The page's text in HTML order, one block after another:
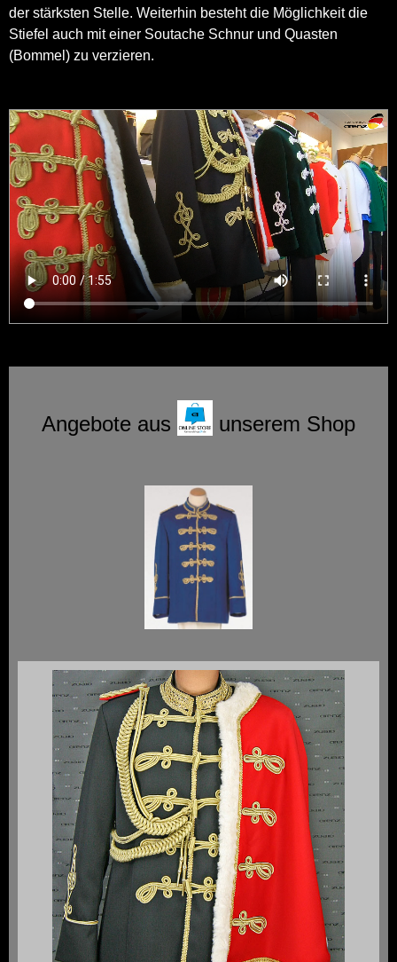
der stärksten Stelle. Weiterhin besteht die Möglichkeit die
Stiefel auch mit einer Soutache Schnur und Quasten
(Bommel) zu verzieren.
Angebote aus unserem Shop